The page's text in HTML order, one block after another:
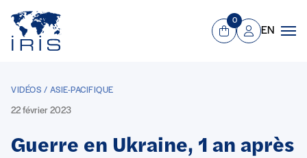
Aller au contenu principal
Panier
0
Mon compte
EN
VIDÉOS / ASIE-PACIFIQUE
22 février 2023
Guerre en Ukraine, 1 an après